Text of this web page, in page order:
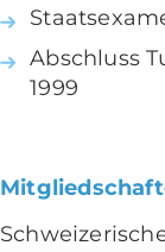
Abschluss
1999